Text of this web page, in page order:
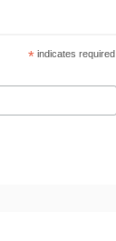
* indicates required